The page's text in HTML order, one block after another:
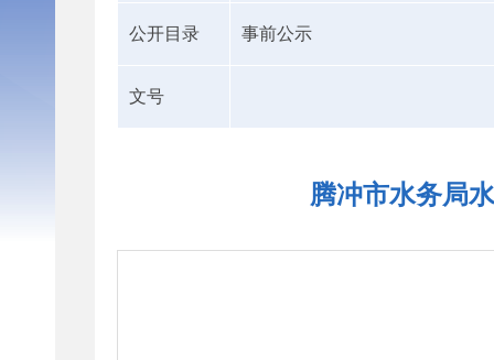
公开目录 事前公示
文号
腾冲市水务局